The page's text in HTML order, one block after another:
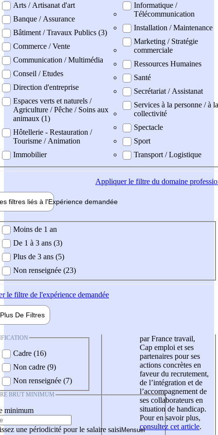
Arts / Artisanat d'art
Banque / Assurance
Bâtiment / Travaux Publics (3)
Commerce / Vente
Communication / Multimédia
Conseil / Etudes
Direction d'entreprise
Espaces verts et naturels /
Agriculture / Pêche / Soins aux
animaux (1)
Hôtellerie - Restauration /
Tourisme / Animation
Immobilier
Informatique /
Télécommunication
Installation / Maintenance
Marketing / Stratégie
commerciale
Ressources Humaines
Santé
Secrétariat / Assistanat
Services à la personne / à la
collectivité
Spectacle
Sport
Transport / Logistique
Appliquerle filtre du domaine
filtres liés à l'Expérience demandée
demandée
Moins de 1 an
De 1 à 3 ans (3)
Plus de 3 ans (5)
Non renseignée (23)
le filtre de l'expérience demandée
Plus De Filtres
Cadre (16)
Non cadre (9)
Non renseignée (7)
BRUT MINIMUM
minimum
une périodicité pour le salaire saisi
par France travail,
Cap emploi et ses
partenaires pour ses
actions concrètes en
faveur du recrutement,
de l’intégration et de
l’accompagnement de
ses collaborateurs en
situation de handicap.
Pour en savoir plus,
consultez cet article.